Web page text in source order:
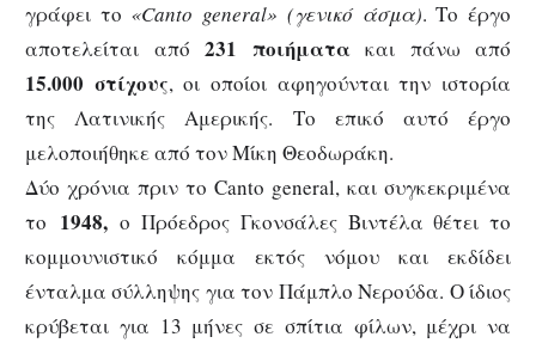
γράφει το «Canto general» (γενικό άσμα). Το έργο
αποτελείται από 231 ποιήματακαι πάνω από
15.000 στίχους, οι οποίοι αφηγούνται την ιστορία
της Λατινικής Αμερικής. Το επικό αυτό έργο
μελοποιήθηκε από τον Μίκη Θεοδωράκη.
Δύο χρόνια πριν το Canto general, και συγκεκριμένα
το 1948,ο Πρόεδρος Γκονσάλες Βιντέλα θέτει το
κομμουνιστικό κόμμα εκτός νόμου και εκδίδει
ένταλμα σύλληψης για τον Πάμπλο Νερούδα. Ο ίδιος
κρύβεται για 13 μήνες σε σπίτια φίλων, μέχρι να